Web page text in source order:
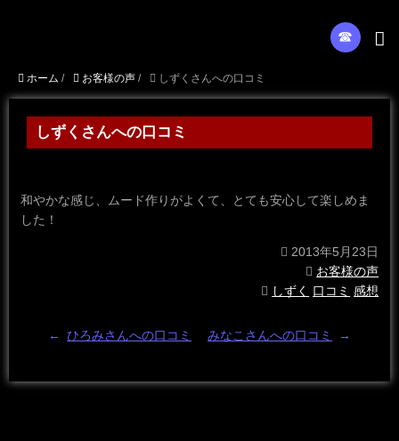
☎︎
ホーム / お客様の声 / しずくさんへの口コミ
しずくさんへの口コミ
和やかな感じ、ムード作りがよくて、とても安心して楽しめま
した！
2013年5月23日
お客様の声
しずく
口コミ 感想
← ひろみさんへの口コミ みなこさんへの口コミ →